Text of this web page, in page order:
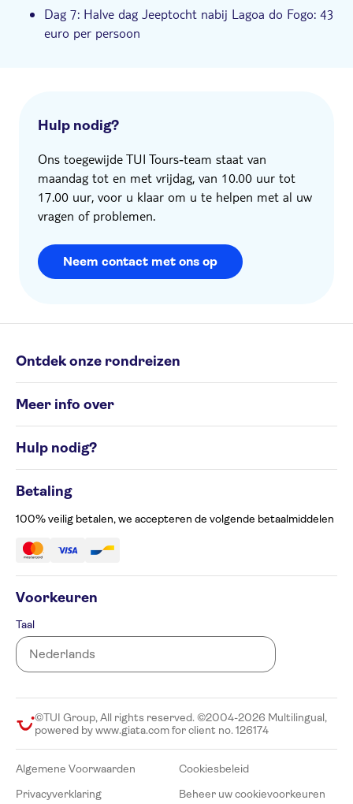
Dag 7: Halve dag Jeeptocht nabij Lagoa do Fogo: 43
euro per persoon
Hulp nodig?
Ons toegewijde TUI Tours‑team staat van
maandag tot en met vrijdag, van 10.00 uur tot
17.00 uur, voor u klaar om u te helpen met al uw
vragen of problemen.
Neem contact met ons op
Ontdek onze rondreizen
Groepsrondreizen
Rondreisbestemmingen
Meer info over
Cookiesbeleid
Privacyverklaring
Beheer uw cookievoorkeuren
Toegankelijkheid
Hulp nodig?
Klachtenformulier
Betaling
100% veilig betalen, we accepteren de volgende betaalmiddelen
Voorkeuren
Taal
©TUI Group, All rights reserved. ©2004-2026 Multilingual,
powered by www.giata.com for client no. 126174
Algemene Voorwaarden
Cookiesbeleid
Privacyverklaring
Beheer uw cookievoorkeuren